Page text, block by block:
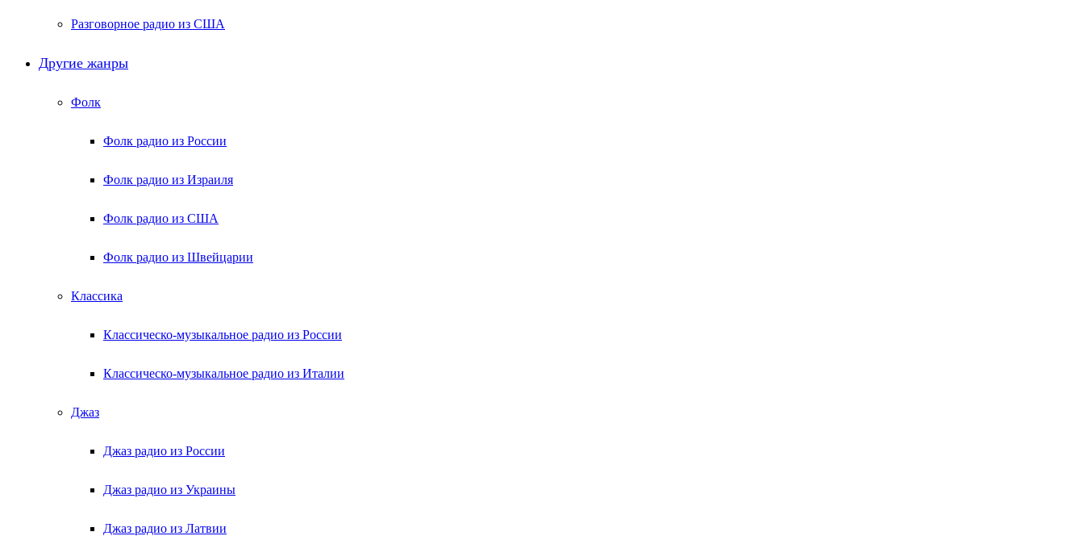
Разговорное радио из США
Другие жанры
Фолк
Фолк радио из России
Фолк радио из Израиля
Фолк радио из США
Фолк радио из Швейцарии
Классика
Классическо-музыкальное радио из России
Классическо-музыкальное радио из Италии
Джаз
Джаз радио из России
Джаз радио из Украины
Джаз радио из Латвии